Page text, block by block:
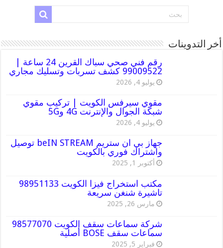
أخر التدوينات
رقم فني صحي سباك القرين 24 ساعة |
99009522 كشف تسربات وتسليك مجاري
يوليو 4, 2026
مقوي سيرفس الكويت | تركيب مقوي
شبكة الجوال والإنترنت 4G و5G
يوليو 4, 2026
جهاز بي ان ستريم beIN STREAM توصيل
واشتراك فوري بالكويت
أكتوبر 1, 2025
مكتب استخراج فيزا الكويت 98951133
تاشيرة شنغن سريعة
مارس 26, 2025
شركة سماعات سقف الكويت 98577070
سماعات سقف BOSE أصلية
فبراير 5, 2025